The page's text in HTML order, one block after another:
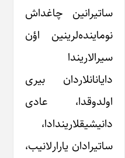
ساتیرانین چاغداش
نوماینده‌لرینین اؤن
سیرالاریندا
دایانانلاردان بیری
اولدوقدا، عادی
دانیشیقلاریندادا،
ساتیرادان یارارلانیب،